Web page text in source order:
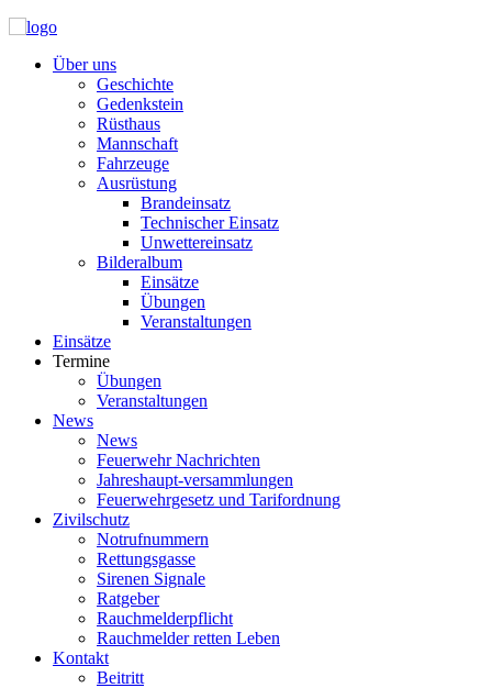
Über uns
Geschichte
Gedenkstein
Rüsthaus
Mannschaft
Fahrzeuge
Ausrüstung
Brandeinsatz
Technischer Einsatz
Unwettereinsatz
Bilderalbum
Einsätze
Übungen
Veranstaltungen
Einsätze
Termine
Übungen
Veranstaltungen
News
News
Feuerwehr Nachrichten
Jahreshaupt-versammlungen
Feuerwehrgesetz und Tarifordnung
Zivilschutz
Notrufnummern
Rettungsgasse
Sirenen Signale
Ratgeber
Rauchmelderpflicht
Rauchmelder retten Leben
Kontakt
Beitritt